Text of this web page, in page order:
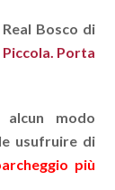
Bosco di
Porta
alcun modo
usufruire di
più